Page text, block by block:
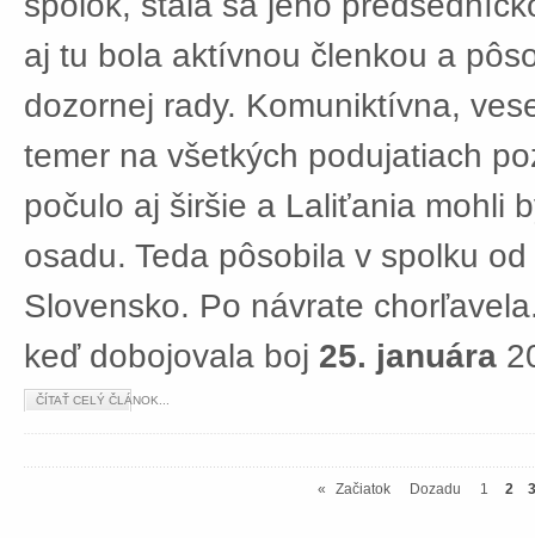
aj tu bola aktívnou členkou a
dozornej rady. Komuniktívna,
temer na všetkých podujatiach
počulo aj širšie a Laliťania mohli
osadu. Teda pôsobila v spolku
Slovensko. Po návrate
keď dobojovala boj 25. januára
ČÍTAŤ CELÝ ČLÁNOK...
« Začiatok Dozadu 1 2 3